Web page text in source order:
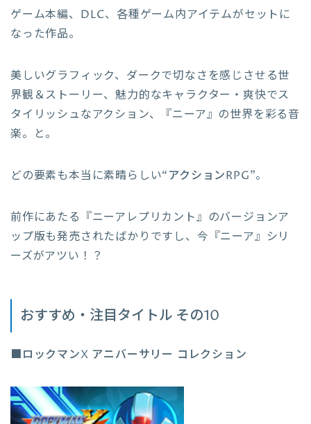
ゲーム本編、DLC、各種ゲーム内アイテムがセットに
なった作品。
美しいグラフィック、ダークで切なさを感じさせる世
界観＆ストーリー、魅力的なキャラクター・爽快でス
タイリッシュなアクション、『ニーア』の世界を彩る音
楽。と。
どの要素も本当に素晴らしい“アクションRPG”。
前作にあたる『ニーアレプリカント』のバージョンア
ップ版も発売されたばかりですし、今『ニーア』シリ
ーズがアツい！？
おすすめ・注目タイトル その10
■ロックマンX アニバーサリー コレクション